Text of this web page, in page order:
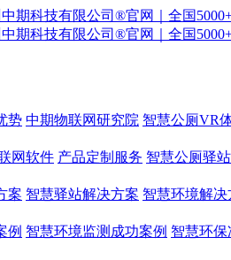
势 中期物联网研究院 智慧公厕VR
网软件 产品定制服务 智慧公厕驿
案 智慧驿站解决方案 智慧环境解决
例 智慧环境监测成功案例 智慧环